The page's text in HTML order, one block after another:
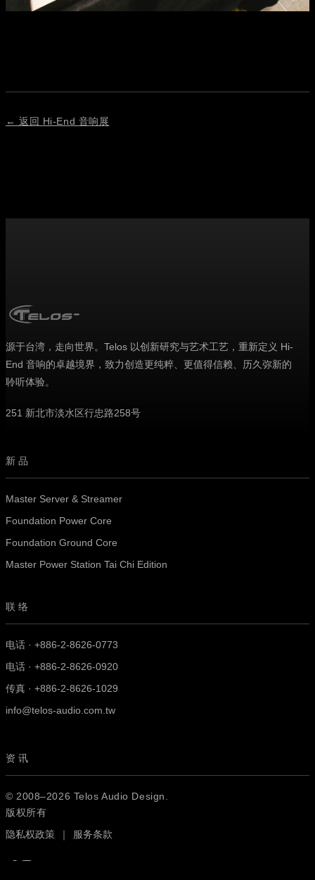
← 返回 Hi-End 音响展
源于台湾，走向世界。Telos 以创新研究与艺术工艺，重新定义 Hi-
End 音响的卓越境界，致力创造更纯粹、更值得信赖、历久弥新的
聆听体验。
251 新北市淡水区行忠路258号
新品
Master Server & Streamer
Foundation Power Core
Foundation Ground Core
Master Power Station Tai Chi Edition
联络
电话 · +886-2-8626-0773
电话 · +886-2-8626-0920
传真 · +886-2-8626-1029
info@telos-audio.com.tw
资讯
© 2008–2026 Telos Audio Design.
版权所有
隐私权政策
｜ 服务条款